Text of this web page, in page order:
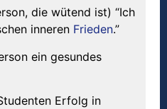
die wütend ist) “Ich
inneren Frieden.”
ein gesundes
Erfolg in